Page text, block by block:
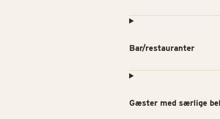
Bar/restauranter
Gæster med særlige